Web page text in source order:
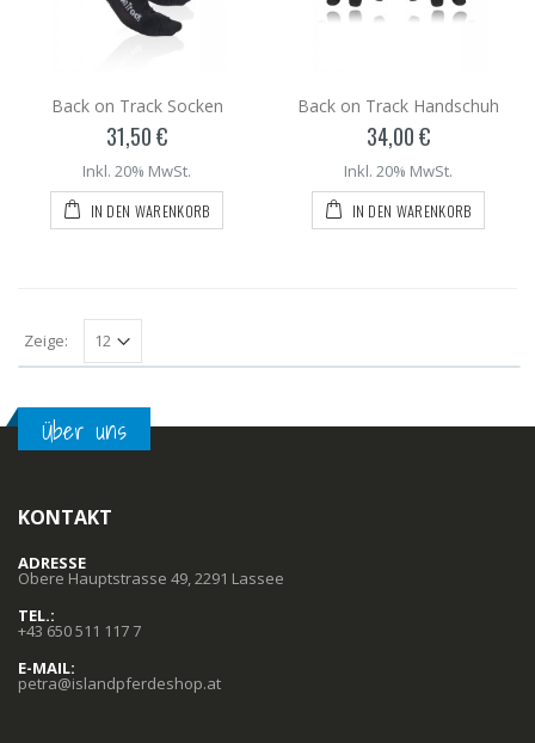
Back on Track Socken
31,50 €
Inkl. 20% MwSt.
IN DEN WARENKORB
Back on Track Handschuh
34,00 €
Inkl. 20% MwSt.
IN DEN WARENKORB
Zeige:
Über uns
KONTAKT
ADRESSE
Obere Hauptstrasse 49, 2291 Lassee
TEL.:
+43 650 511 117 7
E-MAIL:
petra@islandpferdeshop.at